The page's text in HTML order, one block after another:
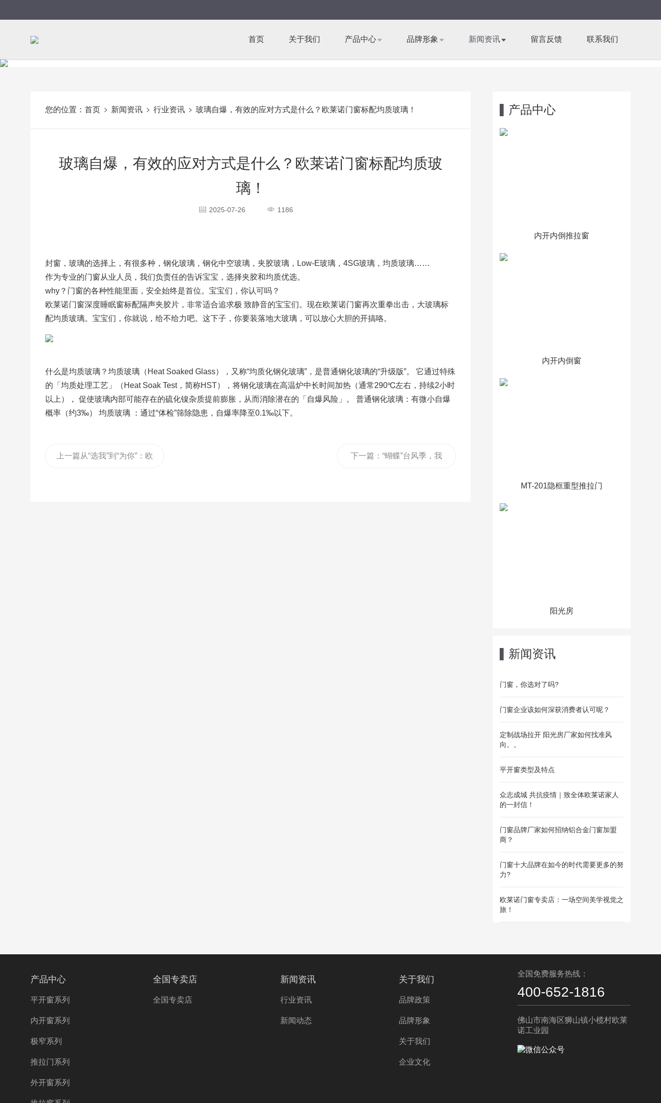
首页 关于我们 产品中心 品牌形象 新闻资讯 留言反馈 联系我们
您的位置： 首页 新闻资讯 行业资讯 玻璃自爆，有效的应对方式是什么？欧莱诺门窗标配均质玻璃！
玻璃自爆，有效的应对方式是什么？欧莱诺门窗标配均质玻
璃！
2025-07-26 1186
封窗，玻璃的选择上，有很多种，钢化玻璃，钢化中空玻璃，夹胶玻璃，Low-E玻璃，4SG玻璃，均质玻璃……
作为专业的门窗从业人员，我们负责任的告诉宝宝，选择夹胶和均质优选。
why？门窗的各种性能里面，安全始终是首位。宝宝们，你认可吗？
欧莱诺门窗深度睡眠窗标配隔声夹胶片，非常适合追求极 致静音的宝宝们。现在欧莱诺门窗再次重拳出击，大玻璃标
配均质玻璃。宝宝们，你就说，给不给力吧。这下子，你要装落地大玻璃，可以放心大胆的开搞咯。
什么是均质玻璃？均质玻璃（Heat Soaked Glass），又称“均质化钢化玻璃”，是普通钢化玻璃的“升级版”。 它通过特殊
的「均质处理工艺」（Heat Soak Test，简称HST），将钢化玻璃在高温炉中长时间加热（通常290℃左右，持续2小时
以上）， 促使玻璃内部可能存在的硫化镍杂质提前膨胀，从而消除潜在的「自爆风险」。 普通钢化玻璃：有微小自爆
概率（约3‰） 均质玻璃 ：通过“体检”筛除隐患，自爆率降至0.1‰以下。
上一篇从“选我”到“为你”：欧 下一篇： “蝴蝶”台风季，我
产品中心
内开内倒推拉窗
内开内倒窗
MT-201隐框重型推拉门
阳光房
新闻资讯
门窗，你选对了吗?
门窗企业该如何深获消费者认可呢？
定制战场拉开 阳光房厂家如何找准风
向。。
平开窗类型及特点
众志成城 共抗疫情｜致全体欧莱诺家人
的一封信！
门窗品牌厂家如何招纳铝合金门窗加盟
商？
门窗十大品牌在如今的时代需要更多的努
力?
欧莱诺门窗专卖店：一场空间美学视觉之
旅！
产品中心
平开窗系列
内开窗系列
极窄系列
推拉门系列
外开窗系列
全国专卖店
全国专卖店
新闻资讯
行业资讯
新闻动态
关于我们
品牌政策
品牌形象
关于我们
企业文化
全国免费服务热线：
400-652-1816
佛山市南海区狮山镇小榄村欧莱
诺工业园